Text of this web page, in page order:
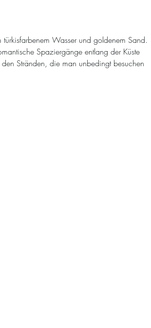
Wasser und goldenem Sand.
Spaziergänge entlang der Küste
Stränden, die man unbedingt besuchen